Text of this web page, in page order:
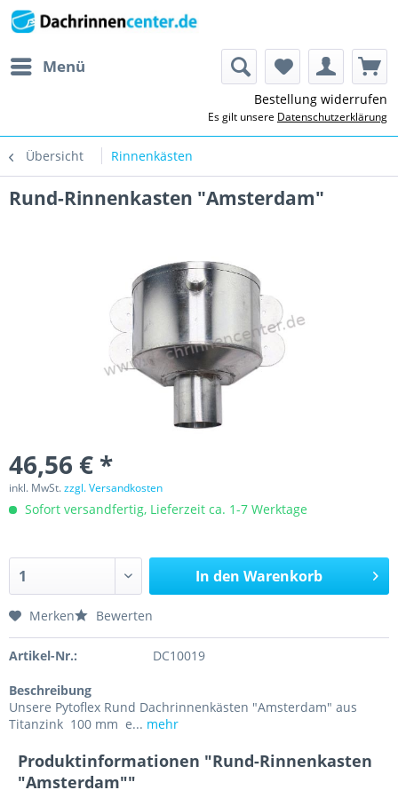
Menü
Bestellung widerrufen
Es gilt unsere Datenschutzerklärung
Übersicht Rinnenkästen
Rund-Rinnenkasten "Amsterdam"
46,56 € *
inkl. MwSt.zzgl. Versandkosten
Sofort versandfertig, Lieferzeit ca. 1-7 Werktage
In den Warenkorb
Merken Bewerten
Artikel-Nr.: DC10019
Beschreibung
Unsere Pytoflex Rund Dachrinnenkästen "Amsterdam" aus
Titanzink 100 mm e... mehr
Produktinformationen "Rund-Rinnenkasten
"Amsterdam""